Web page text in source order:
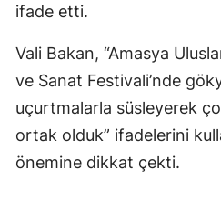
ifade etti.
Vali Bakan, “Amasya
ve Sanat Festivali’nde
uçurtmalarla süsleyerek
ortak olduk” ifadelerini
önemine dikkat çekti.